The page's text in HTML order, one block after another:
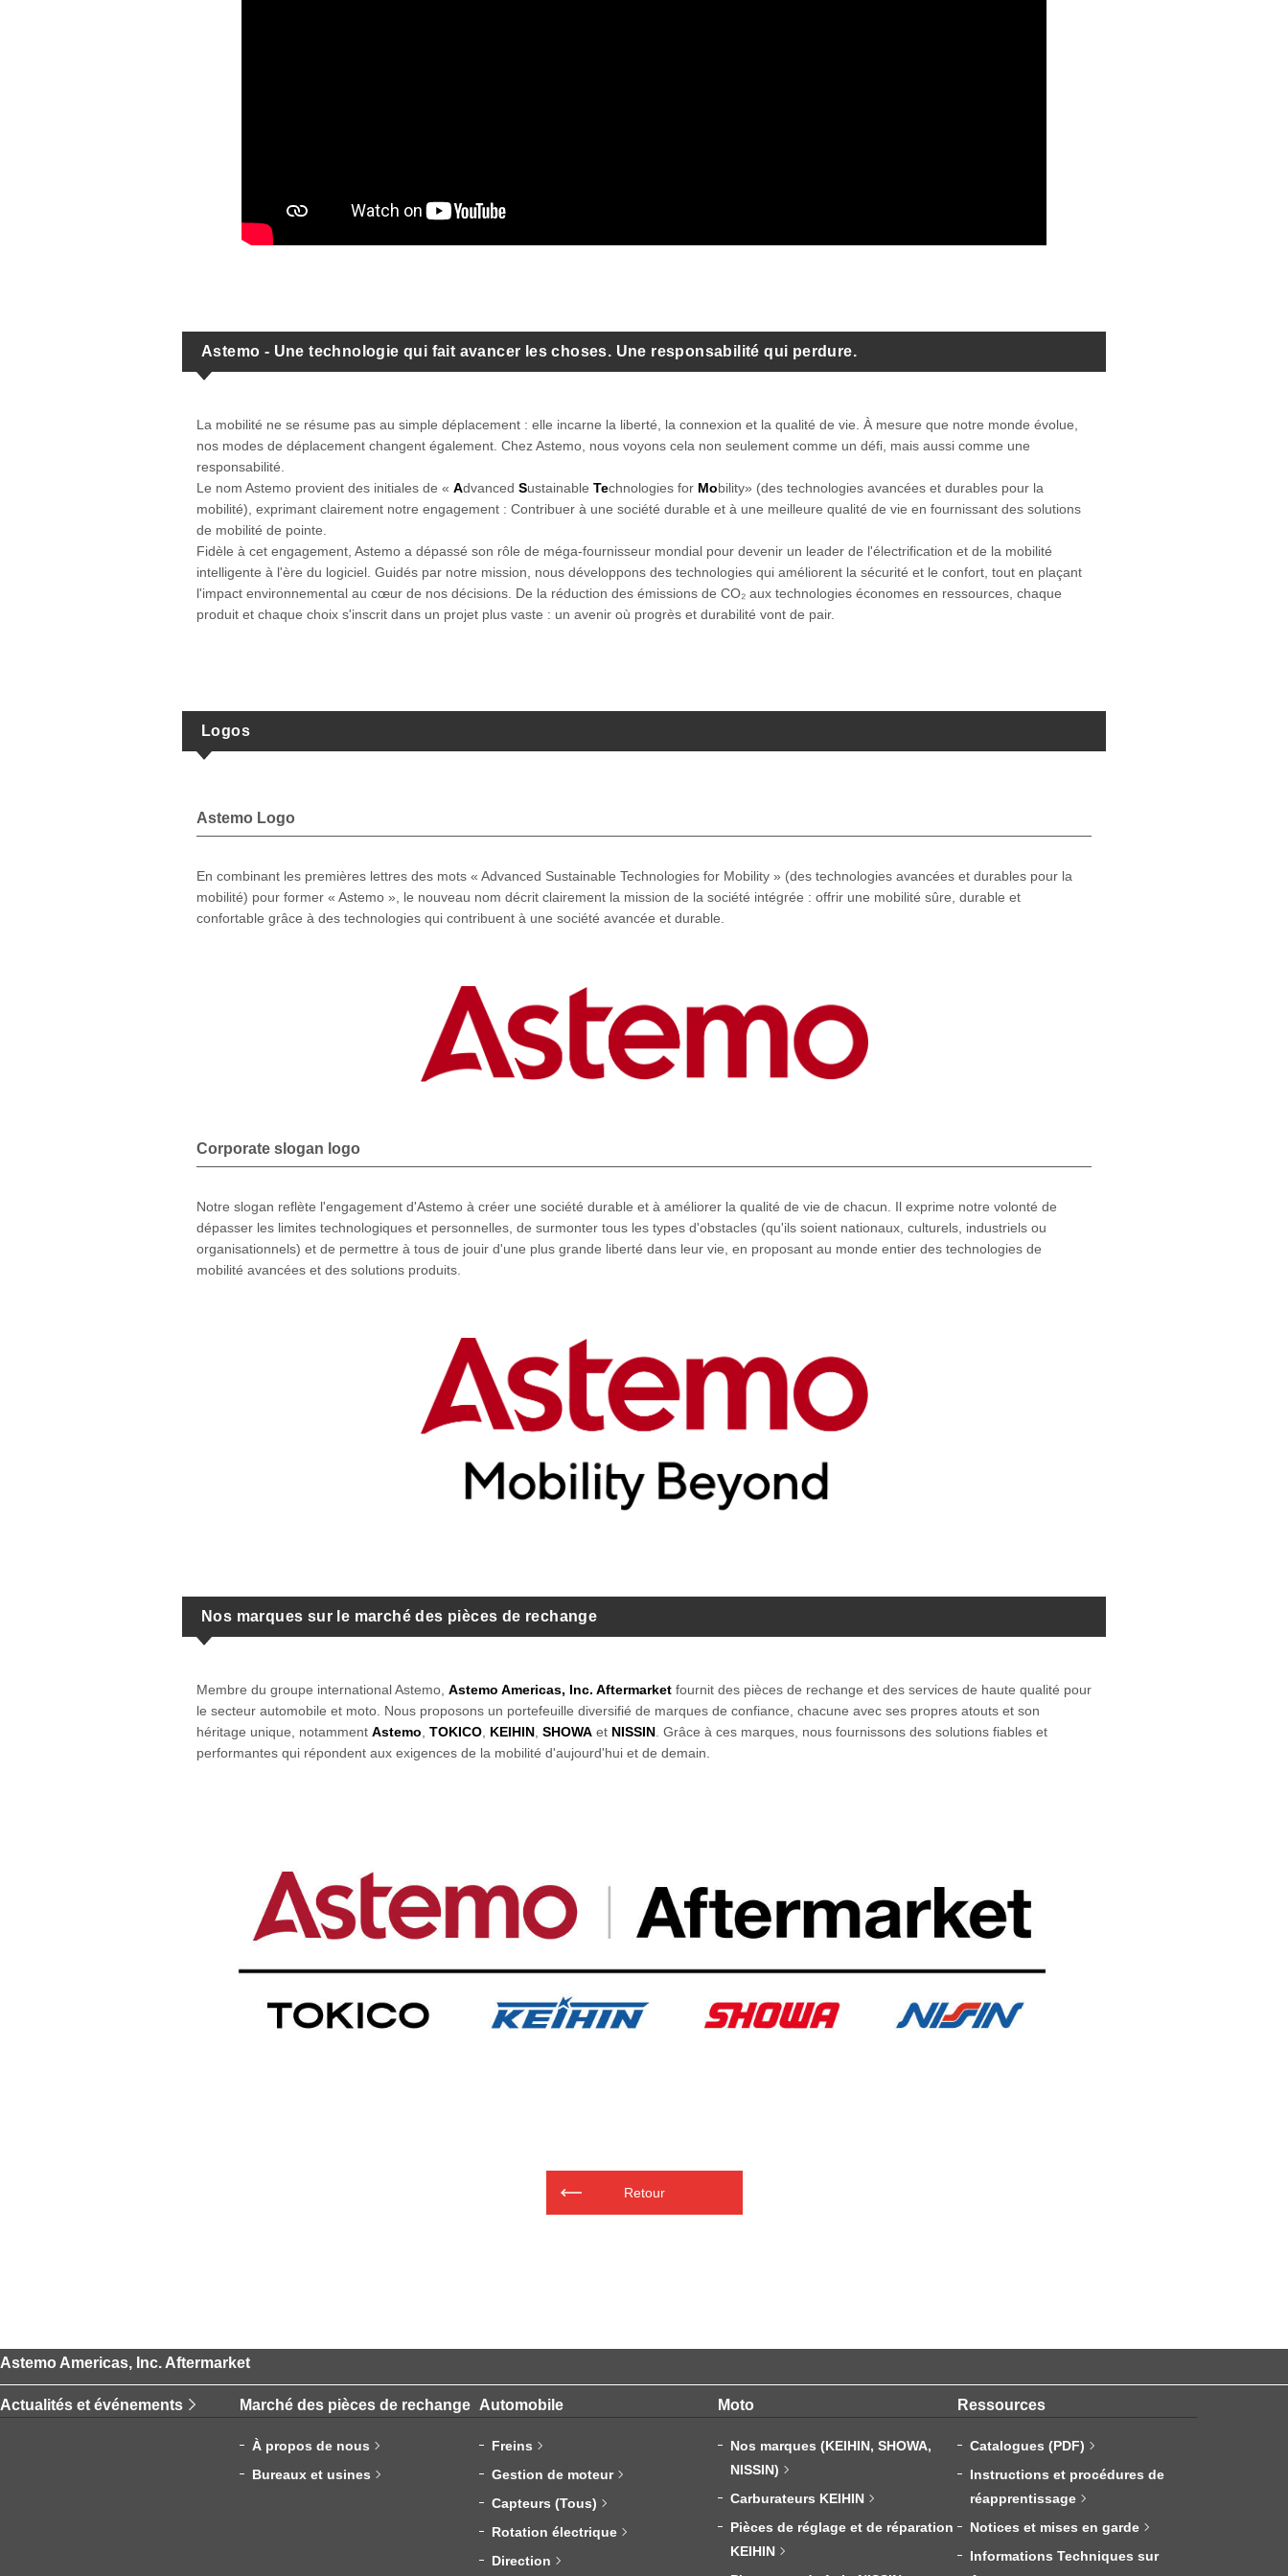
Astemo - Une technologie qui fait avancer les choses. Une responsabilité qui perdure.
La mobilité ne se résume pas au simple déplacement : elle incarne la liberté, la connexion et la qualité de vie. À mesure que notre monde évolue,
nos modes de déplacement changent également. Chez Astemo, nous voyons cela non seulement comme un défi, mais aussi comme une
responsabilité.
Le nom Astemo provient des initiales de « Advanced Sustainable Technologies for Mobility» (des technologies avancées et durables pour la
mobilité), exprimant clairement notre engagement : Contribuer à une société durable et à une meilleure qualité de vie en fournissant des solutions
de mobilité de pointe.
Fidèle à cet engagement, Astemo a dépassé son rôle de méga-fournisseur mondial pour devenir un leader de l'électrification et de la mobilité
intelligente à l'ère du logiciel. Guidés par notre mission, nous développons des technologies qui améliorent la sécurité et le confort, tout en plaçant
l'impact environnemental au cœur de nos décisions. De la réduction des émissions de CO₂ aux technologies économes en ressources, chaque
produit et chaque choix s'inscrit dans un projet plus vaste : un avenir où progrès et durabilité vont de pair.
Logos
Astemo Logo
En combinant les premières lettres des mots « Advanced Sustainable Technologies for Mobility » (des technologies avancées et durables pour la
mobilité) pour former « Astemo », le nouveau nom décrit clairement la mission de la société intégrée : offrir une mobilité sûre, durable et
confortable grâce à des technologies qui contribuent à une société avancée et durable.
Corporate slogan logo
Notre slogan reflète l'engagement d'Astemo à créer une société durable et à améliorer la qualité de vie de chacun. Il exprime notre volonté de
dépasser les limites technologiques et personnelles, de surmonter tous les types d'obstacles (qu'ils soient nationaux, culturels, industriels ou
organisationnels) et de permettre à tous de jouir d'une plus grande liberté dans leur vie, en proposant au monde entier des technologies de
mobilité avancées et des solutions produits.
Nos marques sur le marché des pièces de rechange
Membre du groupe international Astemo, Astemo Americas, Inc. Aftermarket fournit des pièces de rechange et des services de haute qualité pour
le secteur automobile et moto. Nous proposons un portefeuille diversifié de marques de confiance, chacune avec ses propres atouts et son
héritage unique, notamment Astemo TOKICO KEIHIN SHOWA et NISSIN . Grâce à ces marques, nous fournissons des solutions fiables et
performantes qui répondent aux exigences de la mobilité d'aujourd'hui et de demain.
Retour
Astemo Americas, Inc. Aftermarket
Actualités et événements Marché des pièces de rechange
À propos de nous
Bureaux et usines
Automobile
Freins
Gestion de moteur
Capteurs (Tous)
Rotation électrique
Direction
Moto
Nos marques (KEIHIN, SHOWA,
NISSIN)
Carburateurs KEIHIN
Pièces de réglage et de réparation
KEIHIN
Ressources
Catalogues (PDF)
Instructions et procédures de
réapprentissage
Notices et mises en garde
Informations Techniques sur